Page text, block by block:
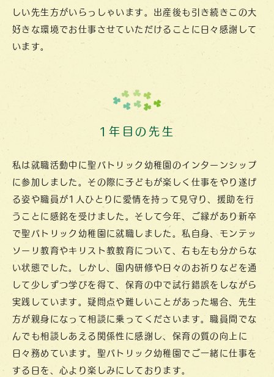
しい先生方がいらっしゃいます。出産後も引き続きこの大
好きな環境でお仕事させていただけることに日々感謝して
います。
1年目の先生
私は就職活動中に聖パトリック幼稚園のインターンシップ
に参加しました。その際に子どもが楽しく仕事をやり遂げ
る姿や職員が1人ひとりに愛情を持って見守り、援助を行
うことに感銘を受けました。そして今年、ご縁があり新卒
で聖パトリック幼稚園に就職しました。私自身、モンテッ
ソーリ教育やキリスト教教育について、右も左も分からな
い状態でした。しかし、園内研修や日々のお祈りなどを通
して少しずつ学びを得て、保育の中で試行錯誤をしながら
実践しています。疑問点や難しいことがあった場合、先生
方が親身になって相談に乗ってくださいます。職員間でな
んでも相談しあえる関係性に感謝し、保育の質の向上に
日々務めています。聖パトリック幼稚園でご一緒に仕事を
する日を、心より楽しみにしております。